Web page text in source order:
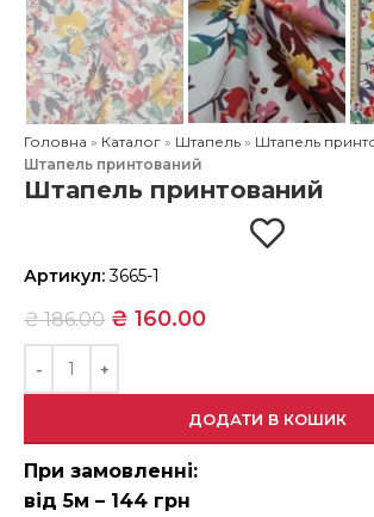
Головна » Каталог » Штапель » Штапель
Штапель принтований
Штапель принтований
Артикул:3665-1
₴186.00 ₴ 160.00
ДОДАТИ В КОШИК
При замовленні:
від 5м – 144 грн